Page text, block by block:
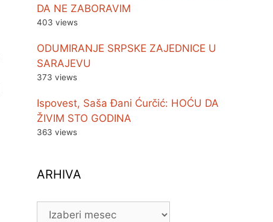
DA NE ZABORAVIM
403 views
ODUMIRANJE SRPSKE ZAJEDNICE U
SARAJEVU
373 views
Ispovest, Saša Đani Ćurčić: HOĆU DA
ŽIVIM STO GODINA
363 views
ARHIVA
ARHIVA